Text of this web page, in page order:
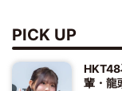
PICK UP
輩・龍